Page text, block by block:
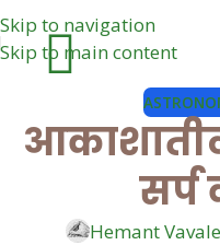
Skip to navigation
Skip to main content
सर्प
Hemant